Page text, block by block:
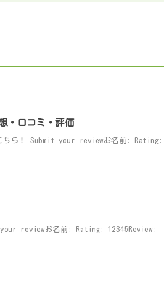
・口コミ・評価
こちら！ Submit your reviewお名前: Rating:
your reviewお名前: Rating: 12345Review: